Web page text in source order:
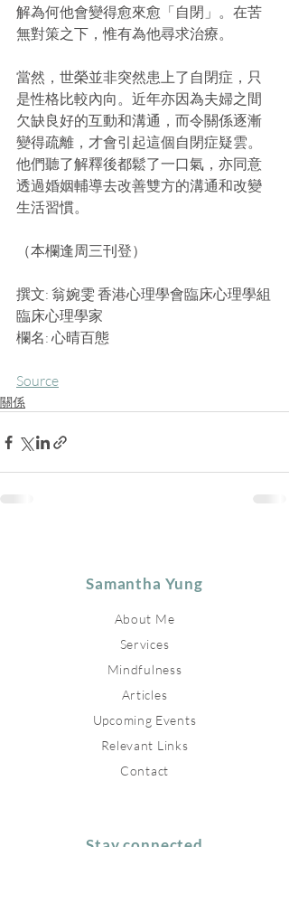
解為何他會變得愈來愈「自閉」。在苦
無對策之下，惟有為他尋求治療。
當然，世榮並非突然患上了自閉症，只
是性格比較內向。近年亦因為夫婦之間
欠缺良好的互動和溝通，而令關係逐漸
變得疏離，才會引起這個自閉症疑雲。
他們聽了解釋後都鬆了一口氣，亦同意
透過婚姻輔導去改善雙方的溝通和改變
生活習慣。
（本欄逢周三刊登）
撰文: 翁婉雯 香港心理學會臨床心理學組
臨床心理學家
欄名: 心晴百態
Source
關係
Samantha Yung
About Me
Services
Mindfulness
Articles
Upcoming Events
Relevant Links
Contact
Stay connected